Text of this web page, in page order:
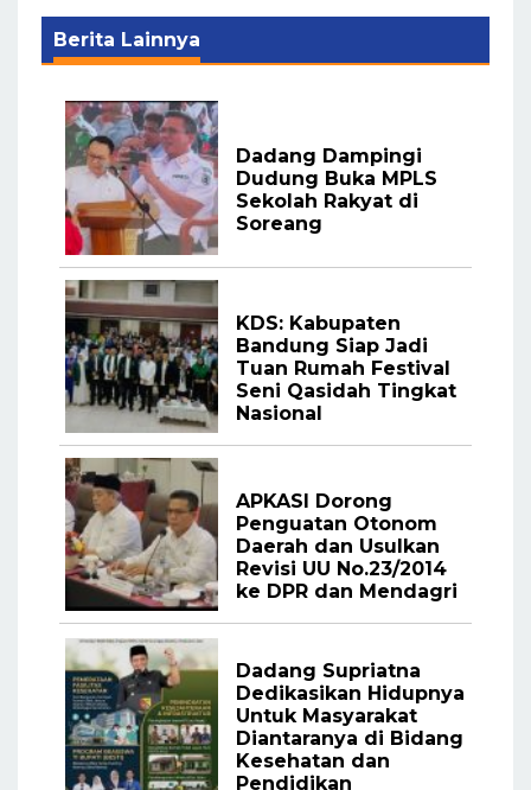
Berita Lainnya
Dadang Dampingi
Dudung Buka MPLS
Sekolah Rakyat di
Soreang
KDS: Kabupaten
Bandung Siap Jadi
Tuan Rumah Festival
Seni Qasidah Tingkat
Nasional
APKASI Dorong
Penguatan Otonom
Daerah dan Usulkan
Revisi UU No.23/2014
ke DPR dan Mendagri
Dadang Supriatna
Dedikasikan Hidupnya
Untuk Masyarakat
Diantaranya di Bidang
Kesehatan dan
Pendidikan